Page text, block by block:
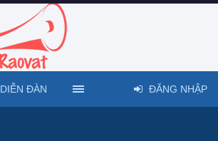
DIỄN ĐÀN ĐĂNG NHẬP